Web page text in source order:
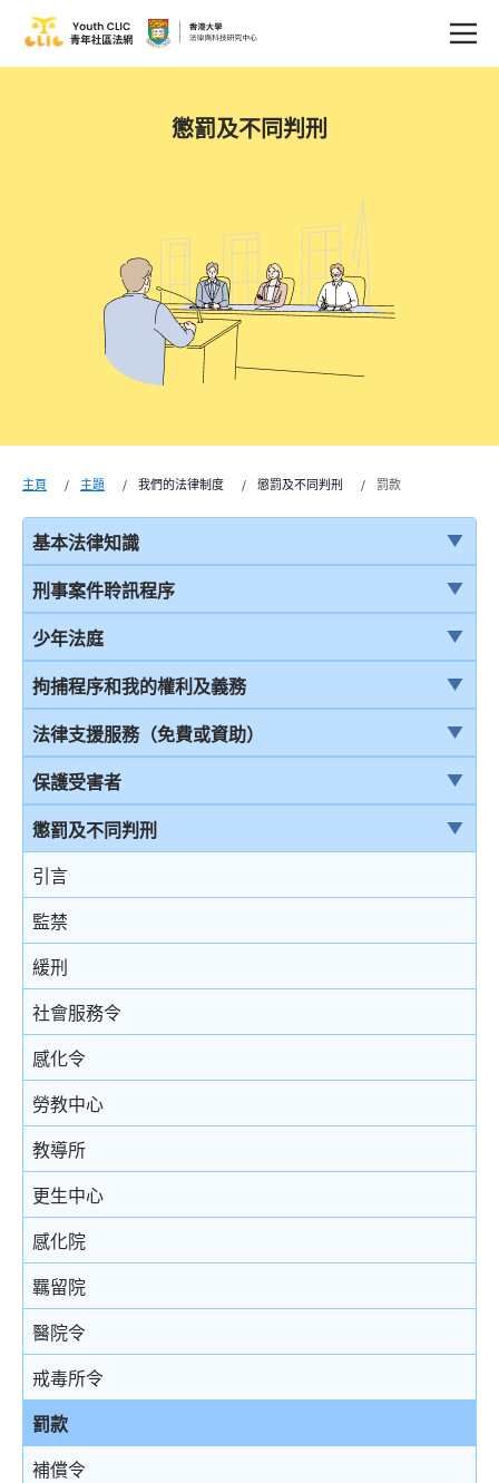
懲罰及不同判刑
主頁 主題 我們的法律制度 懲罰及不同判刑 罰款
基本法律知識
法治
香港法律來源
刑事訴訟及民事訴訟
事務律師與大律師
簡介律政司
香港法院及司法機構
刑事案件聆訊程序
刑事案件一般聆訊程序
經公訴程序定罪及經簡易程序定罪
首次聆訊
認罪
求情及判刑
認罪對判刑的影響
不認罪
審訊
結案陳詞及裁決
由陪審團審訊
上訴
少年法庭
少年法庭的司法管轄權
保護少年罪犯
少年法庭的聆訊程序
少年罪犯懲罰的限制
判刑原則
判刑
拘捕程序和我的權利及義務
引言
在公眾地方被警察截停和查問
在公眾地方被警察截停和搜身
緘默權
拒絕與警方合作的後果
拘捕
被捕後的權利
扣留被捕人士
錄取供詞
在警署及法庭分隔少年人
被捕人士保釋
投訴警察
法律支援服務（免費或資助）
簡介本港部分法律援助
刑事訴訟法律援助計劃
當值律師計劃
免費法律諮詢計劃
免費法律諮詢計劃——不提供服務的案件類別
電話法律諮詢計劃
保護受害者
受害者的權利
兒童證人
無助證人 / 易受傷害的證人
錄影紀錄證據
以電視直播聯繫提供證據
書面供詞
懲罰及不同判刑
引言
監禁
緩刑
社會服務令
感化令
勞教中心
教導所
更生中心
感化院
羈留院
醫院令
戒毒所令
罰款
補償令